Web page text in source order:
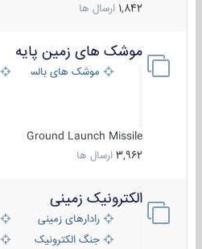
1,842 ارسال ها
موشک های زمین پایه
موشک های بالستیک
Ground Launch Missile
3,962 ارسال ها
الکترونیک زمینی
رادارهای زمینی
جنگ الکترونیک